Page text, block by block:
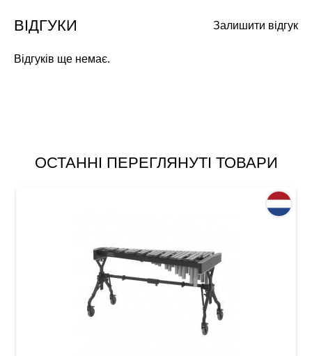
Залишити відгук
ВІДГУКИ
Відгуків ще немає.
ОСТАННІ ПЕРЕГЛЯНУТІ ТОВАРИ